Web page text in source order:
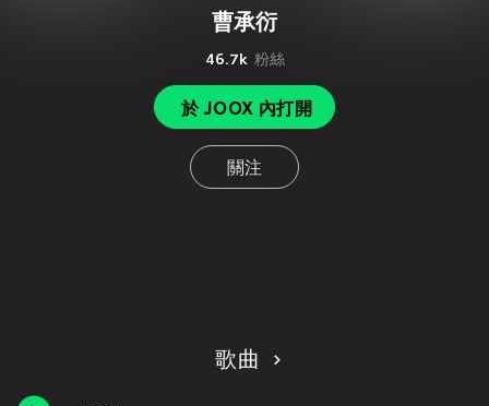
曹承衍
46.7k 粉絲
於 JOOX 內打開
關注
歌曲